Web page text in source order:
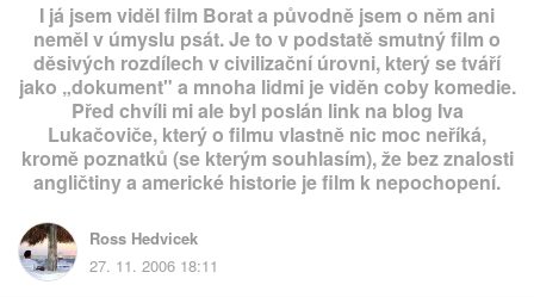
I já jsem viděl film Borat a původně jsem o něm ani
neměl v úmyslu psát. Je to v podstatě smutný film o
děsivých rozdílech v civilizační úrovni, který se tváří
jako „dokument" a mnoha lidmi je viděn coby komedie.
Před chvíli mi ale byl poslán link na blog Iva
Lukačoviče, který o filmu vlastně nic moc neříká,
kromě poznatků (se kterým souhlasím), že bez znalosti
angličtiny a americké historie je film k nepochopení.
Ross Hedvicek
27. 11. 2006 18:11